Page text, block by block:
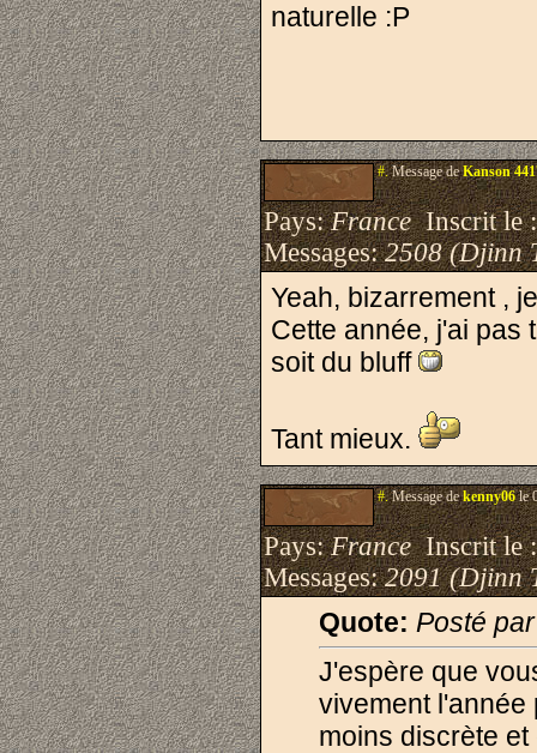
naturelle :P
#.Message deKanson
Pays:FranceInscrit le
Messages:2508 (Djinn
Yeah, bizarrement ,
Cette année, j'ai pas
soit du bluff
Tant mieux.
#.Message dekenny06le
Pays:FranceInscrit le
Messages:2091 (Djinn
Quote: Posté
J'espère que
vivement
moins discrète